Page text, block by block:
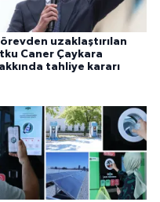
uzaklaştırılan
Caner Çaykara
tahliye kararı